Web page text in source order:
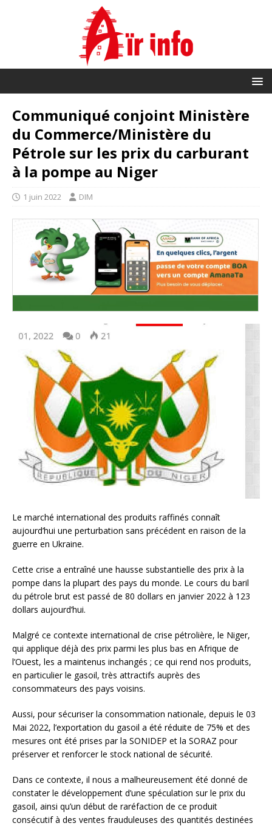
Communiqué conjoint Ministère
du Commerce/Ministère du
Pétrole sur les prix du carburant
à la pompe au Niger
1 juin 2022 DIM
Le marché international des produits raffinés connaît
aujourd’hui une perturbation sans précédent en raison de la
guerre en Ukraine.
Cette crise a entraîné une hausse substantielle des prix à la
pompe dans la plupart des pays du monde. Le cours du baril
du pétrole brut est passé de 80 dollars en janvier 2022 à 123
dollars aujourd’hui.
Malgré ce contexte international de crise pétrolière, le Niger,
qui applique déjà des prix parmi les plus bas en Afrique de
l’Ouest, les a maintenus inchangés ; ce qui rend nos produits,
en particulier le gasoil, très attractifs auprès des
consommateurs des pays voisins.
Aussi, pour sécuriser la consommation nationale, depuis le 03
Mai 2022, l’exportation du gasoil a été réduite de 75% et des
mesures ont été prises par la SONIDEP et la SORAZ pour
préserver et renforcer le stock national de sécurité.
Dans ce contexte, il nous a malheureusement été donné de
constater le développement d’une spéculation sur le prix du
gasoil, ainsi qu’un début de raréfaction de ce produit
consécutif à des ventes frauduleuses des quantités destinées